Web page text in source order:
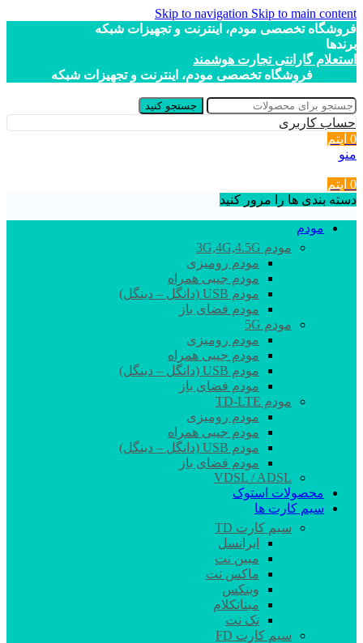
Skip to navigation Skip to main content
فروشگاه تخصصی مودم، اینترنت و تجهیزات شبکه
برندها
استعلام گارانتی تجارت هوشمند
فروشگاه تخصصی مودم، اینترنت و تجهیزات شبکه
جستجو کنید
حساب کاربری
0 آیتم
منو
0 آیتم
دسته بندی ها را مرور کنید
مودم
مودم 3G,4G,4.5G
مودم رومیزی
مودم جیبی همراه
مودم USB (دانگل – دینگل)
مودم فضای باز
مودم 5G
مودم رومیزی
مودم جیبی همراه
مودم USB (دانگل – دینگل)
مودم فضای باز
مودم TD-LTE
مودم رومیزی
مودم جیبی همراه
مودم USB (دانگل – دینگل)
مودم فضای باز
VDSL / ADSL
محصولات استوک
سیم کارت ها
سیم کارت TD
ایرانسل
مبین نت
ماکس نت
وینکس
مبناتکلام
تک نت
سیم کارت FD